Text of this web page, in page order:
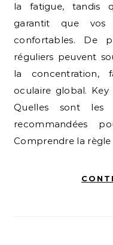
la fatigue, tandis
garantit que
confortables. De
réguliers peuvent
la concentration,
oculaire global.
Quelles sont les
recommandées
Comprendre la